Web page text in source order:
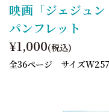
映画「ジェジュ
パンフレット
¥1,000(税込)
全36ページ サイズ